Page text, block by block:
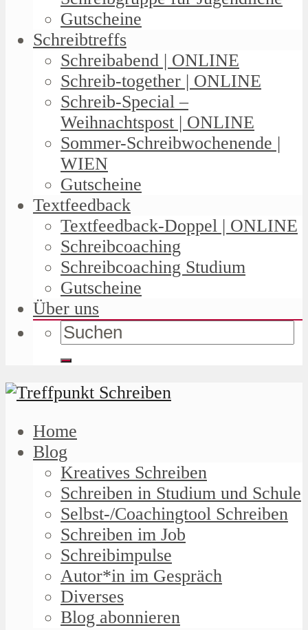
Gutscheine
Schreibtreffs
Schreibabend | ONLINE
Schreib-together | ONLINE
Schreib-Special –
Weihnachtspost | ONLINE
Sommer-Schreibwochenende |
WIEN
Gutscheine
Textfeedback
Textfeedback-Doppel | ONLINE
Schreibcoaching
Schreibcoaching Studium
Gutscheine
Über uns
Home
Blog
Kreatives Schreiben
Schreiben in Studium und Schule
Selbst-/Coachingtool Schreiben
Schreiben im Job
Schreibimpulse
Autor*in im Gespräch
Diverses
Blog abonnieren